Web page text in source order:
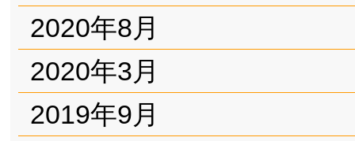
2020年8月
2020年3月
2019年9月